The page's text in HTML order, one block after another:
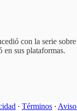
con la serie
en sus plataformas.
∙ Términos ∙